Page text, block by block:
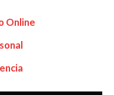
Online